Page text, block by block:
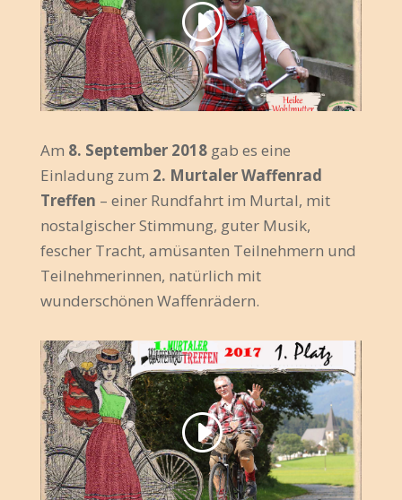
Am 8. September 2018gab es eine
Einladung zum 2. Murtaler Waffenrad
Treffen – einer Rundfahrt im Murtal, mit
nostalgischer Stimmung, guter Musik,
fescher Tracht, amüsanten Teilnehmern und
Teilnehmerinnen, natürlich mit
wunderschönen Waffenrädern.